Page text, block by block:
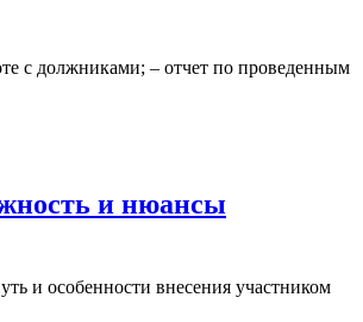
с должниками; – отчет по проведенным
и нюансы
и особенности внесения участником